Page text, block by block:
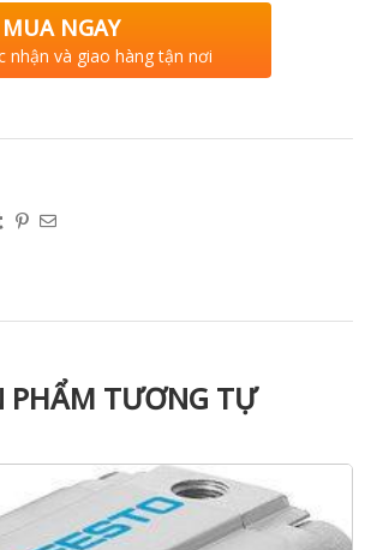
MUA NGAY
nhận và giao hàng tận nơi
PHẨM TƯƠNG TỰ